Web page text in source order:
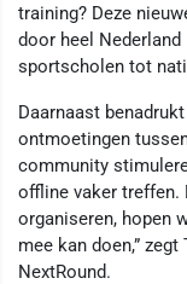
training? Deze
door heel
sportscholen tot
Daarnaast
ontmoetingen
community
offline vaker treffen.
organiseren, hopen
mee kan doen,”
NextRound.